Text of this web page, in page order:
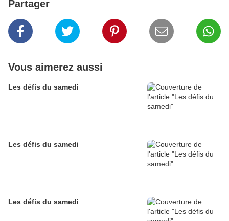
Partager
Vous aimerez aussi
Les défis du samedi
Les défis du samedi
Les défis du samedi